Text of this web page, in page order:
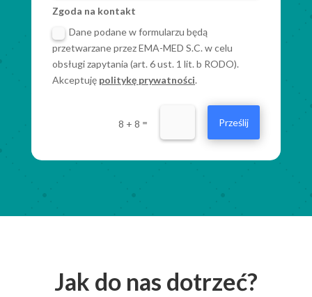
Zgoda na kontakt
Dane podane w formularzu będą
przetwarzane przez EMA-MED S.C. w celu
obsługi zapytania (art. 6 ust. 1 lit. b RODO).
Akceptuję politykę prywatności.
8 + 8 = Prześlij
Jak do nas dotrzeć?